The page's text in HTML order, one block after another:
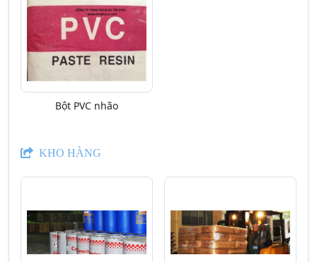
Bột PVC nhão
KHO HÀNG